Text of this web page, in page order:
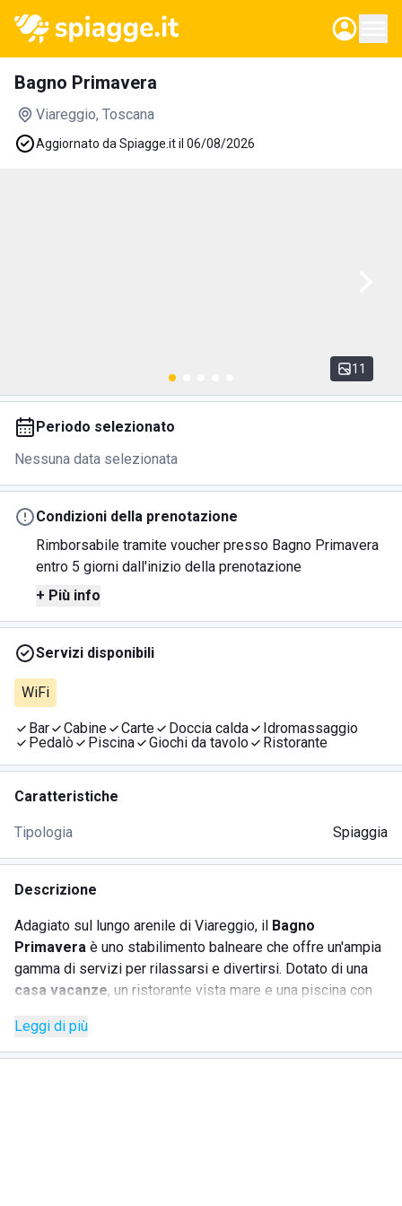
Bagno Primavera
Viareggio, Toscana
Aggiornato da Spiagge.it il 06/08/2026
11
Periodo selezionato
Nessuna data selezionata
Condizioni della prenotazione
Rimborsabile tramite voucher presso Bagno Primavera
entro 5 giorni dall'inizio della prenotazione
+ Più info
Servizi disponibili
WiFi
Bar Cabine Carte Doccia calda
Idromassaggio
Pedalò
Piscina Giochi da tavolo Ristorante
Caratteristiche
Tipologia Spiaggia
Descrizione
Adagiato sul lungo arenile di Viareggio, il Bagno
Primavera è uno stabilimento balneare che offre un'ampia
gamma di servizi per rilassarsi e divertirsi. Dotato di una
casa vacanze, un ristorante vista mare e una piscina con
La spaziosa spiaggia è attrezzata con ombrelloni,
attrezzatee cabine spogliatoio, e offre servizi igienici e
Leggi di più